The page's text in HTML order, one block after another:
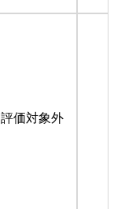
評価対象外